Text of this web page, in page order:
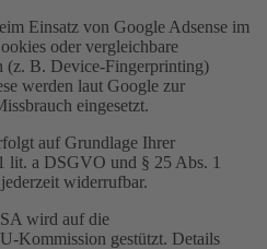
Einsatz von Google Adsense im
oder vergleichbare
(z. B. Device-Fingerprinting)
werden laut Google zur
eingesetzt.
auf Grundlage Ihrer
lit. a DSGVO und § 25 Abs. 1
widerrufbar.
wird auf die
Kommission gestützt. Details